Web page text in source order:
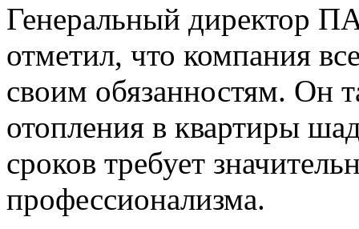
Генеральный директор
отметил, что компания
своим обязанностям. Он
отопления в квартиры
сроков требует
профессионализма.